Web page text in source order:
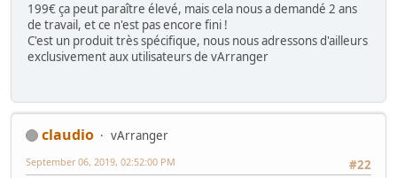
199€ ça peut paraître élevé, mais cela nous a demandé 2 ans
de travail, et ce n'est pas encore fini !
C'est un produit très spécifique, nous nous adressons d'ailleurs
exclusivement aux utilisateurs de vArranger
claudio
vArranger
#22
September 06, 2019, 02:52:00 PM